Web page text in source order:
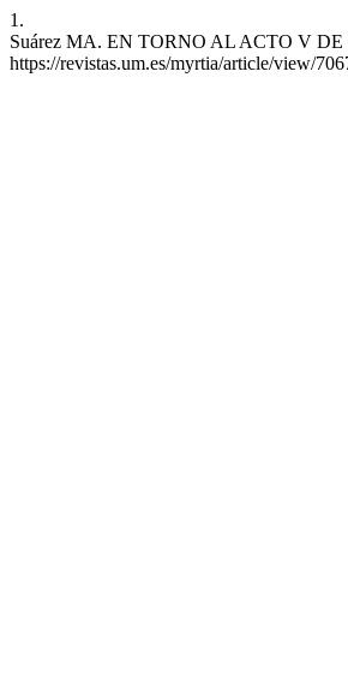
1.
Suárez MA. EN TORNO AL ACTO V DE
https://revistas.um.es/myrtia/article/view/